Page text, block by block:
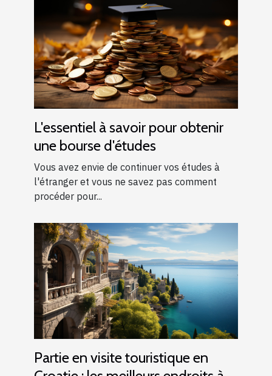
L'essentiel à savoir pour obtenir
une bourse d'études
Vous avez envie de continuer vos études à
l'étranger et vous ne savez pas comment
procéder pour...
Partie en visite touristique en